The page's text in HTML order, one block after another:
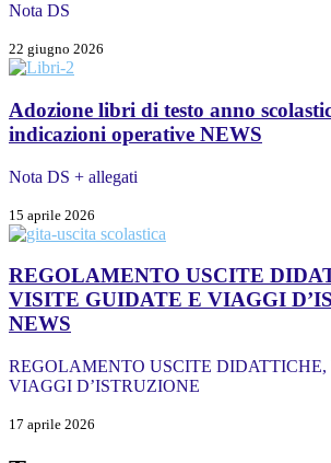
Nota DS
22 giugno 2026
Adozione libri di testo anno
indicazioni operative NEWS
Nota DS + allegati
15 aprile 2026
REGOLAMENTO USCITE
VISITE GUIDATE E VIAGGI
NEWS
REGOLAMENTO USCITE
VIAGGI D’ISTRUZIONE
17 aprile 2026